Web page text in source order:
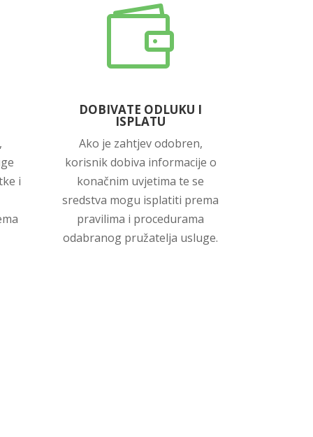
i

DOBIVATE ODLUKU I
ISPLATU
Ako je zahtjev odobren,
korisnik dobiva informacije o
konačnim uvjetima te se
sredstva mogu isplatiti prema
pravilima i procedurama
odabranog pružatelja usluge.